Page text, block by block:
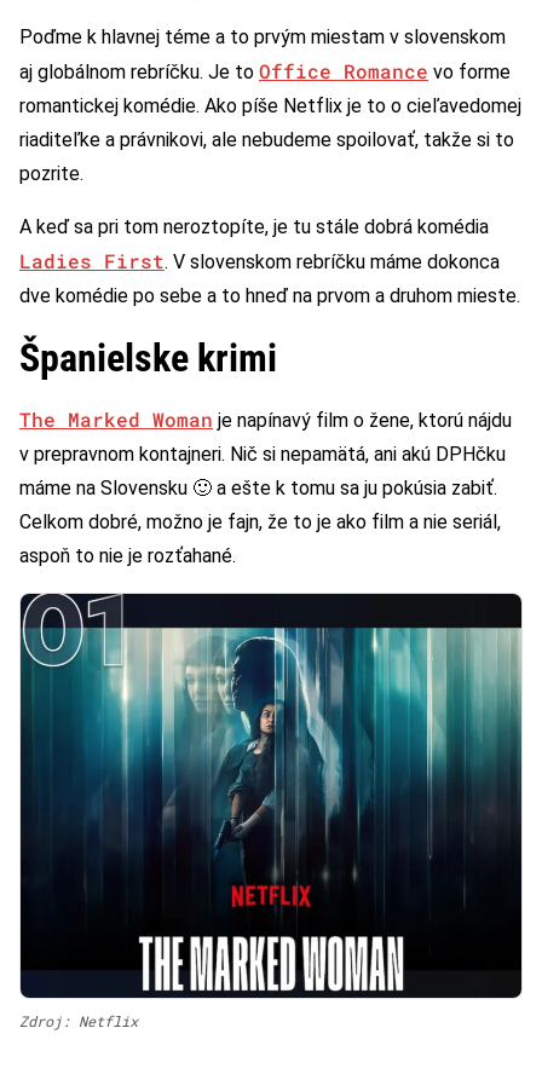
Poďme k hlavnej téme a to prvým miestam v slovenskom
aj globálnom rebríčku. Je to Office Romance vo forme
romantickej komédie. Ako píše Netflix je to o cieľavedomej
riaditeľke a právnikovi, ale nebudeme spoilovať, takže si to
pozrite.
A keď sa pri tom neroztopíte, je tu stále dobrá komédia
Ladies First. V slovenskom rebríčku máme dokonca
dve komédie po sebe a to hneď na prvom a druhom mieste.
Španielske krimi
The Marked Woman je napínavý film o žene, ktorú nájdu
v prepravnom kontajneri. Nič si nepamätá, ani akú DPHčku
máme na Slovensku 🙂 a ešte k tomu sa ju pokúsia zabiť.
Celkom dobré, možno je fajn, že to je ako film a nie seriál,
aspoň to nie je rozťahané.
Zdroj: Netflix